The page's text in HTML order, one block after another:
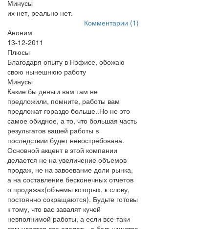
Минусы
их нет, реально нет.
Комментарии (1)
Аноним
13-12-2011
Плюсы
Благодаря опыту в Нэфисе, обожаю
свою нынешнюю работу
Минусы
Какие бы деньги вам там не
предложили, помните, работы вам
предложат гораздо больше..Но не это
самое обидное, а то, что большая часть
результатов вашей работы в
последствии будет невостребована.
Основной акцент в этой компании
делается не на увеличение объемов
продаж, не на завоевание доли рынка,
а на составление бесконечных отчетов
о продажах(объемы которых, к слову,
постоянно сокращаются). Будьте готовы
к тому, что вас завалят кучей
невполнимой работы, а если все-таки